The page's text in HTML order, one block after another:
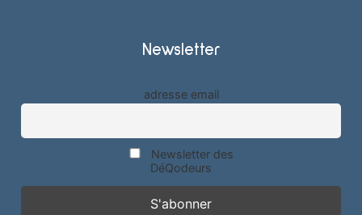
Newsletter
adresse email
Newsletter des
DéQodeurs